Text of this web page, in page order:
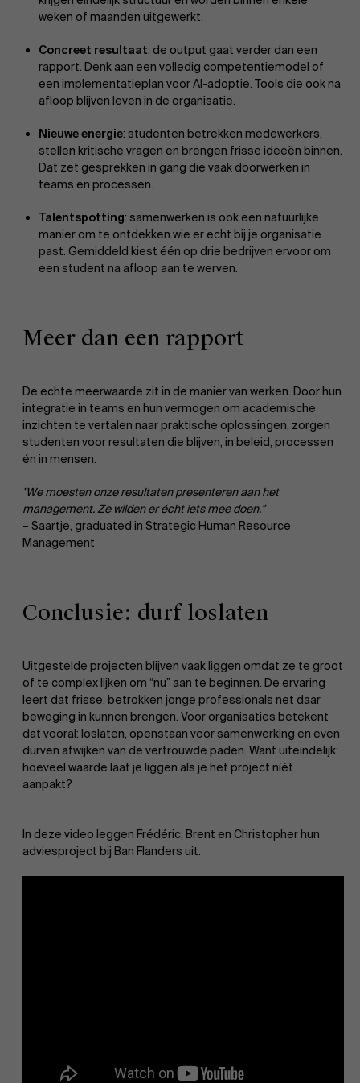
weken of maanden uitgewerkt.
Concreet resultaat: de output gaat verder dan een
rapport. Denk aan een volledig competentiemodel of
een implementatieplan voor AI-adoptie. Tools die ook na
afloop blijven leven in de organisatie.
Nieuwe energie: studenten betrekken medewerkers,
stellen kritische vragen en brengen frisse ideeën binnen.
Dat zet gesprekken in gang die vaak doorwerken in
teams en processen.
Talentspotting: samenwerken is ook een natuurlijke
manier om te ontdekken wie er echt bij je organisatie
past. Gemiddeld kiest één op drie bedrijven ervoor om
een student na afloop aan te werven.
Meer dan een rapport
De echte meerwaarde zit in de manier van werken. Door hun
integratie in teams en hun vermogen om academische
inzichten te vertalen naar praktische oplossingen, zorgen
studenten voor resultaten die blijven, in beleid, processen
én in mensen.
"We moesten onze resultaten presenteren aan het
management. Ze wilden er écht iets mee doen."
– Saartje, graduated in Strategic Human Resource
Management
Conclusie: durf loslaten
Uitgestelde projecten blijven vaak liggen omdat ze te groot
of te complex lijken om “nu” aan te beginnen. De ervaring
leert dat frisse, betrokken jonge professionals net daar
beweging in kunnen brengen. Voor organisaties betekent
dat vooral: loslaten, openstaan voor samenwerking en even
durven afwijken van de vertrouwde paden. Want uiteindelijk:
hoeveel waarde laat je liggen als je het project níét
aanpakt?
In deze video leggen Frédéric, Brent en Christopher hun
adviesproject bij Ban Flanders uit.